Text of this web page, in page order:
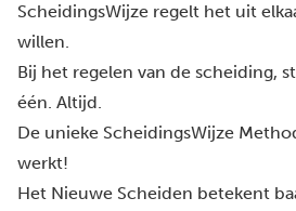
ScheidingsWijze regelt het uit
willen.
Bij het regelen van de scheiding,
één. Altijd.
De unieke ScheidingsWijze
werkt!
Het Nieuwe Scheiden betekent